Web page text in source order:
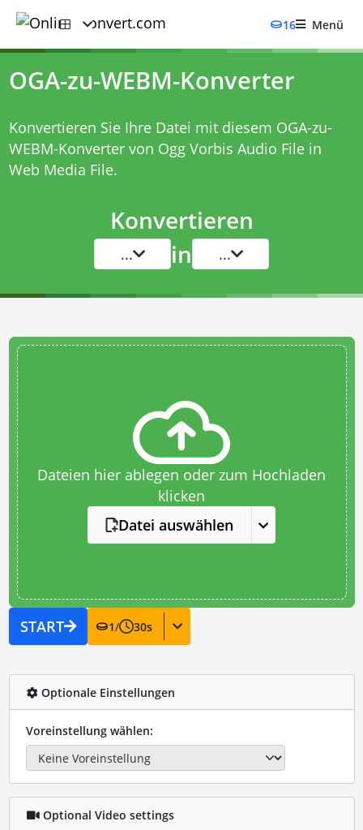
16 Menü
OGA-zu-WEBM-Konverter
Konvertieren Sie Ihre Datei mit diesem OGA-zu-
WEBM-Konvertervon Ogg Vorbis Audio File in
Web Media File.
Konvertieren
... in ...
Dateien hier ablegen oder zum Hochladen
klicken
Datei auswählen
START 1/ 30s
Optionale Einstellungen
Voreinstellung wählen:
Optional Video settings